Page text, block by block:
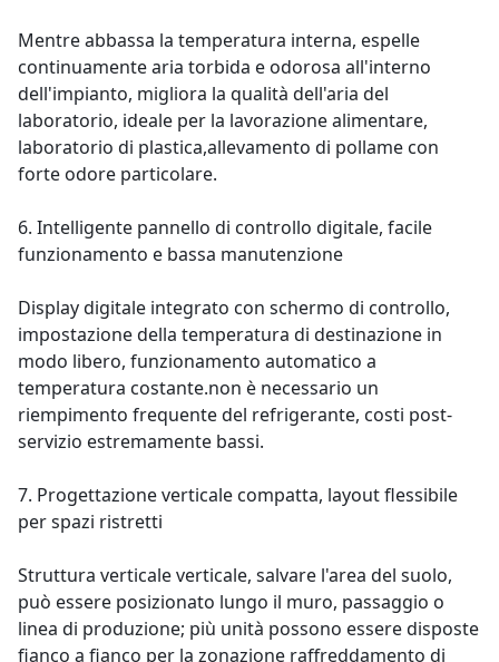
Mentre abbassa la temperatura interna, espelle
continuamente aria torbida e odorosa all'interno
dell'impianto, migliora la qualità dell'aria del
laboratorio, ideale per la lavorazione alimentare,
laboratorio di plastica,allevamento di pollame con
forte odore particolare.
6. Intelligente pannello di controllo digitale, facile
funzionamento e bassa manutenzione
Display digitale integrato con schermo di controllo,
impostazione della temperatura di destinazione in
modo libero, funzionamento automatico a
temperatura costante.non è necessario un
riempimento frequente del refrigerante, costi post-
servizio estremamente bassi.
7. Progettazione verticale compatta, layout flessibile
per spazi ristretti
Struttura verticale verticale, salvare l'area del suolo,
può essere posizionato lungo il muro, passaggio o
linea di produzione; più unità possono essere disposte
fianco a fianco per la zonazione raffreddamento di